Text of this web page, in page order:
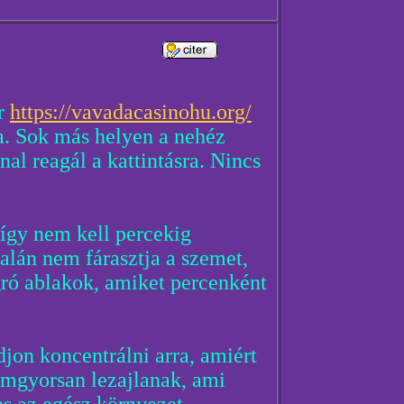
https://vavadacasinohu.org/
más helyen a nehéz
reagál a kattintásra. Nincs
nem kell percekig
nem fárasztja a szemet,
ablakok, amiket percenként
koncentrálni arra, amiért
lezajlanak, ami